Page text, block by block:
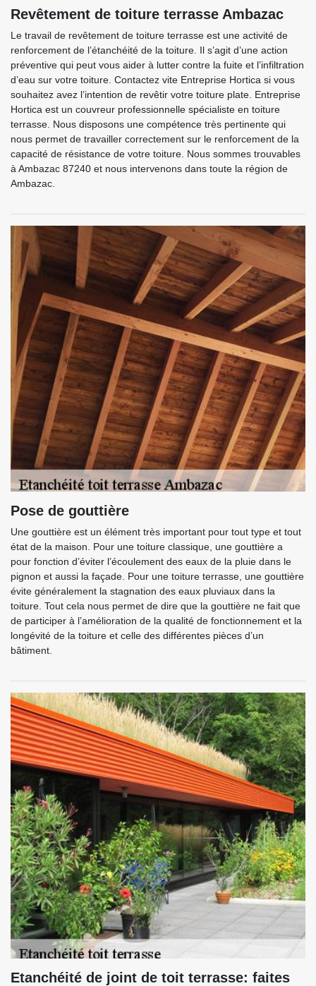
Revêtement de toiture terrasse Ambazac
Le travail de revêtement de toiture terrasse est une activité de
renforcement de l’étanchéité de la toiture. Il s’agit d’une action
préventive qui peut vous aider à lutter contre la fuite et l’infiltration
d’eau sur votre toiture. Contactez vite Entreprise Hortica si vous
souhaitez avez l’intention de revêtir votre toiture plate. Entreprise
Hortica est un couvreur professionnelle spécialiste en toiture
terrasse. Nous disposons une compétence très pertinente qui
nous permet de travailler correctement sur le renforcement de la
capacité de résistance de votre toiture. Nous sommes trouvables
à Ambazac 87240 et nous intervenons dans toute la région de
Ambazac.
Pose de gouttière
Une gouttière est un élément très important pour tout type et tout
état de la maison. Pour une toiture classique, une gouttière a
pour fonction d’éviter l’écoulement des eaux de la pluie dans le
pignon et aussi la façade. Pour une toiture terrasse, une gouttière
évite généralement la stagnation des eaux pluviaux dans la
toiture. Tout cela nous permet de dire que la gouttière ne fait que
de participer à l’amélioration de la qualité de fonctionnement et la
longévité de la toiture et celle des différentes pièces d’un
bâtiment.
Etanchéité de joint de toit terrasse: faites